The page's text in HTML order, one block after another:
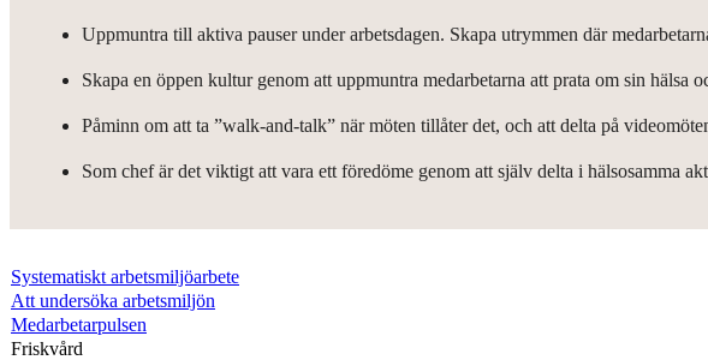
Uppmuntra till aktiva pauser under arbetsdagen. Skapa utrymmen där
Skapa en öppen kultur genom att uppmuntra medarbetarna att prata om sin
Påminn om att ta ”walk-and-talk” när möten tillåter det, och att delta på
Som chef är det viktigt att vara ett föredöme genom att själv delta i hälsosamma
Systematiskt arbetsmiljöarbete
Att undersöka arbetsmiljön
Medarbetarpulsen
Friskvård